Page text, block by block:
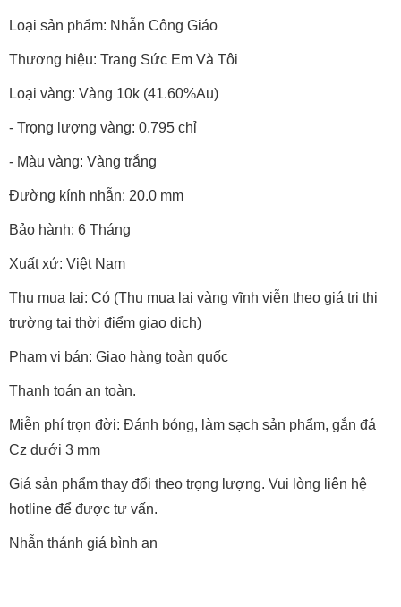
Loại sản phẩm: Nhẫn Công Giáo
Thương hiệu: Trang Sức Em Và Tôi
Loại vàng: Vàng 10k (41.60%Au)
- Trọng lượng vàng: 0.795 chỉ
- Màu vàng: Vàng trắng
Đường kính nhẫn: 20.0 mm
Bảo hành: 6 Tháng
Xuất xứ: Việt Nam
Thu mua lại: Có (Thu mua lại vàng vĩnh viễn theo giá trị thị
trường tại thời điểm giao dịch)
Phạm vi bán: Giao hàng toàn quốc
Thanh toán an toàn.
Miễn phí trọn đời: Đánh bóng, làm sạch sản phẩm, gắn đá
Cz dưới 3 mm
Giá sản phẩm thay đổi theo trọng lượng. Vui lòng liên hệ
hotline để được tư vấn.
Nhẫn thánh giá bình an